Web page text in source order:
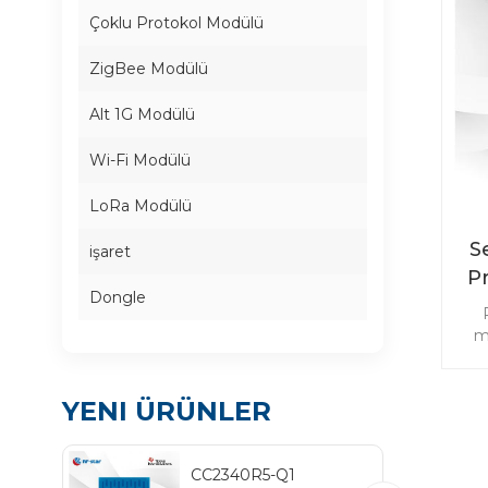
Çoklu Protokol Modülü
ZigBee Modülü
Alt 1G Modülü
Wi-Fi Modülü
LoRa Modülü
işaret
Dongle
YENI ÜRÜNLER
CC2340R5-Q1